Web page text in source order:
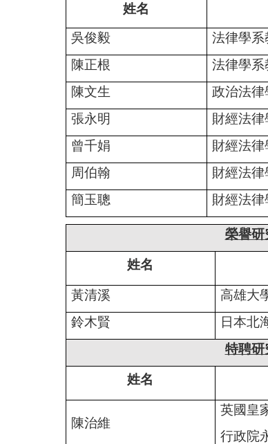
姓名
吳俊毅
法律學系
陳正根
法律學系
陳文生
政治法律
張永明
財經法
曾千娟
財經法
周伯翰
財經法
簡玉聰
財經法
榮譽研
姓名
黃清溪
高雄大
鈴木賢
日本北
特聘研
姓名
陳治維
英國皇
行政院